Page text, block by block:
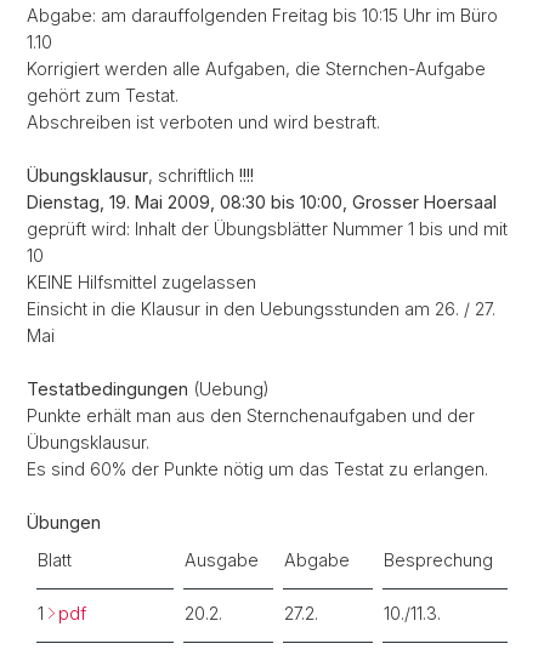
Abgabe: am darauffolgenden Freitag bis 10:15 Uhr im Büro
1.10
Korrigiert werden alle Aufgaben, die Sternchen-Aufgabe
gehört zum Testat.
Abschreiben ist verboten und wird bestraft.
Übungsklausur, schriftlich !!!!
Dienstag, 19. Mai 2009, 08:30 bis 10:00, Grosser Hoersaal
geprüft wird: Inhalt der Übungsblätter Nummer 1 bis und mit
10
KEINE Hilfsmittel zugelassen
Einsicht in die Klausur in den Uebungsstunden am 26. / 27.
Mai
Testatbedingungen (Uebung)
Punkte erhält man aus den Sternchenaufgaben und der
Übungsklausur.
Es sind 60% der Punkte nötig um das Testat zu erlangen.
Übungen
Blatt
Ausgabe Abgabe Besprechung
1 pdf 20.2. 27.2. 10./11.3.